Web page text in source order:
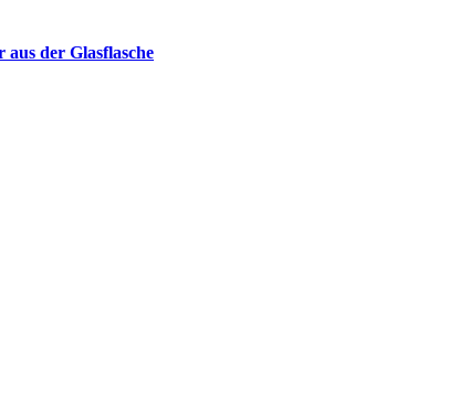
der Glasflasche